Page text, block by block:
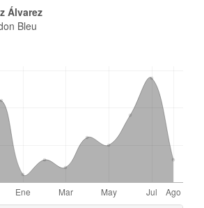
Álvarez
Bleu